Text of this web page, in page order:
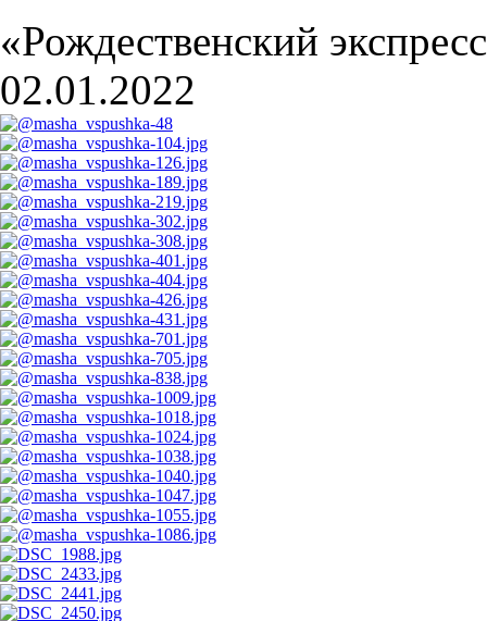
«Рождественский
02.01.2022